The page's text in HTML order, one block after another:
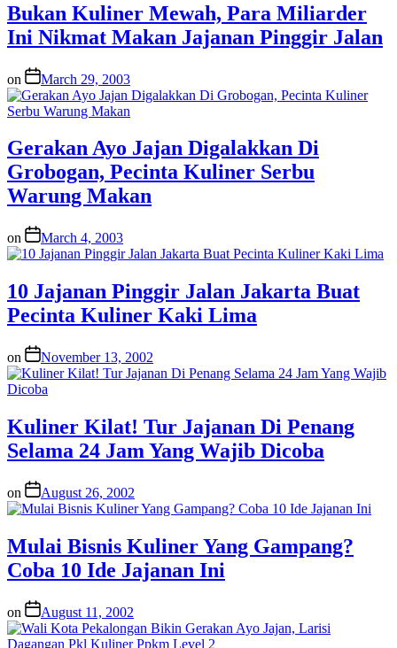
Bukan Kuliner Mewah, Para Miliarder
Ini Nikmat Makan Jajanan Pinggir Jalan
on March 29, 2003
Gerakan Ayo Jajan Digalakkan Di
Grobogan, Pecinta Kuliner Serbu
Warung Makan
on March 4, 2003
10 Jajanan Pinggir Jalan Jakarta Buat
Pecinta Kuliner Kaki Lima
on November 13, 2002
Kuliner Kilat! Tur Jajanan Di Penang
Selama 24 Jam Yang Wajib Dicoba
on August 26, 2002
Mulai Bisnis Kuliner Yang Gampang?
Coba 10 Ide Jajanan Ini
on August 11, 2002